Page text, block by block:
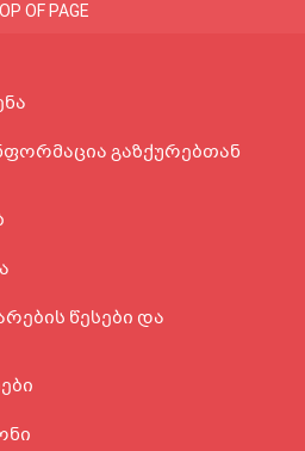
OF PAGE
გაზქურებთან
წესები და